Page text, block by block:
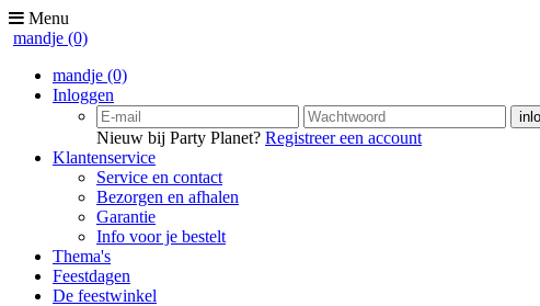
Menu
mandje (0)
mandje (0)
Inloggen
Nieuw bij Party Planet? Registreer een account
Klantenservice
Service en contact
Bezorgen en afhalen
Garantie
Info voor je bestelt
Thema's
Feestdagen
De feestwinkel